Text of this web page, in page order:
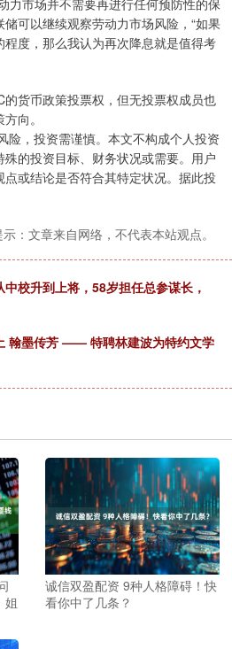
力市场并不需要再进行任何预防性的保
可以继续观察劳动力市场风险，“如果
度，那么我认为再次降息就是值得考
货币政策投票权，但无投票权成员也
向。
险，投资需谨慎。本文不构成个人投资
的投资目标、财务状况或需要。用户
或结论是否符合其特定状况。据此投
：文章来自网络，不代表本站观点。
校升到上将，58岁担任总参谋长，
翰墨传芳 —— 特聘林建波为特约文学
姐
诚信双盈配资 9种人格障碍！快
看你中了几条？